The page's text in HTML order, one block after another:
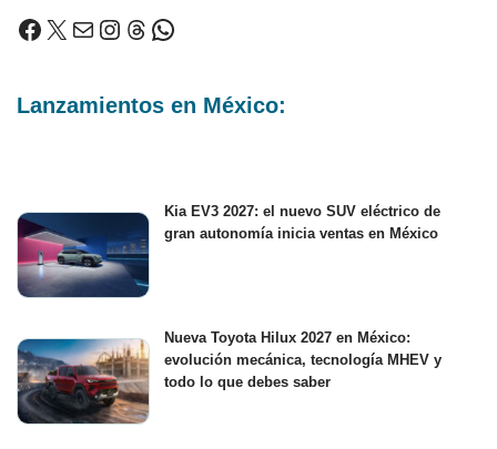
Lanzamientos en México:
Kia EV3 2027: el nuevo SUV eléctrico de
gran autonomía inicia ventas en México
Nueva Toyota Hilux 2027 en México:
evolución mecánica, tecnología MHEV y
todo lo que debes saber